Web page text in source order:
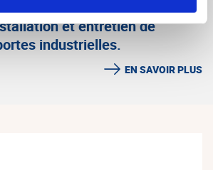
une entreprise dans le
et entretien de
industrielles.
EN SAVOIR PLUS